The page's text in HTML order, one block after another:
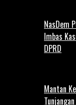
NasDem
Imbas
DPRD
Mantan